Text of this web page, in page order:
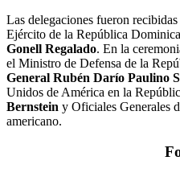
Las delegaciones fueron
Ejército de la República
Gonell Regalado. En la
el Ministro de Defensa de la
General Rubén Darío Paulino
Unidos de América en la
Bernstein y Oficiales Generales
americano.